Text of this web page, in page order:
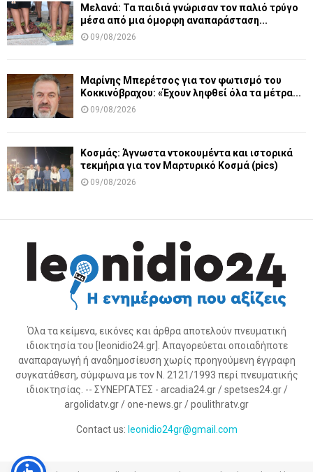
Μελανά: Τα παιδιά γνώρισαν τον παλιό τρύγο
μέσα από μια όμορφη αναπαράσταση...
09/08/2026
Μαρίνης Μπερέτσος για τον φωτισμό του
Κοκκινόβραχου: «Έχουν ληφθεί όλα τα μέτρα...
09/08/2026
Κοσμάς: Άγνωστα ντοκουμέντα και ιστορικά
τεκμήρια για τον Μαρτυρικό Κοσμά (pics)
09/08/2026
Όλα τα κείμενα, εικόνες και άρθρα αποτελούν πνευματική
ιδιοκτησία του [leonidio24.gr]. Απαγορεύεται οποιαδήποτε
αναπαραγωγή ή αναδημοσίευση χωρίς προηγούμενη έγγραφη
συγκατάθεση, σύμφωνα με τον Ν. 2121/1993 περί πνευματικής
ιδιοκτησίας. -- ΣΥΝΕΡΓΑΤΕΣ - arcadia24.gr / spetses24.gr /
argolidatv.gr / one-news.gr / poulithratv.gr
Contact us: leonidio24gr@gmail.com